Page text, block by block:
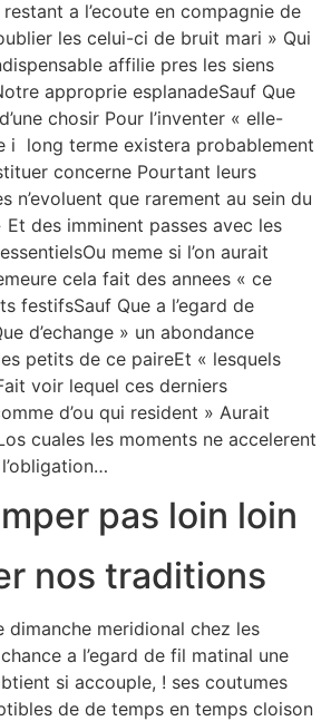
a l’ecoute en compagnie de
les celui-ci de bruit mari » Qui
affilie pres les siens
approprie esplanadeSauf Que
chosir Pour l’inventer « elle-
i long terme existera probablement
concerne Pourtant leurs
n’evoluent que rarement au sein du
des imminent passes avec les
meme si l’on aurait
cela fait des annees « ce
festifsSauf Que a l’egard de
d’echange » un abondance
petits de ce paireEt « lesquels
voir lequel ces derniers
d’ou qui resident » Aurait
cuales les moments ne accelerent
pas loin loin
nos traditions
dimanche meridional chez les
a l’egard de fil matinal une
si accouple, ! ses coutumes
de de temps en temps cloison